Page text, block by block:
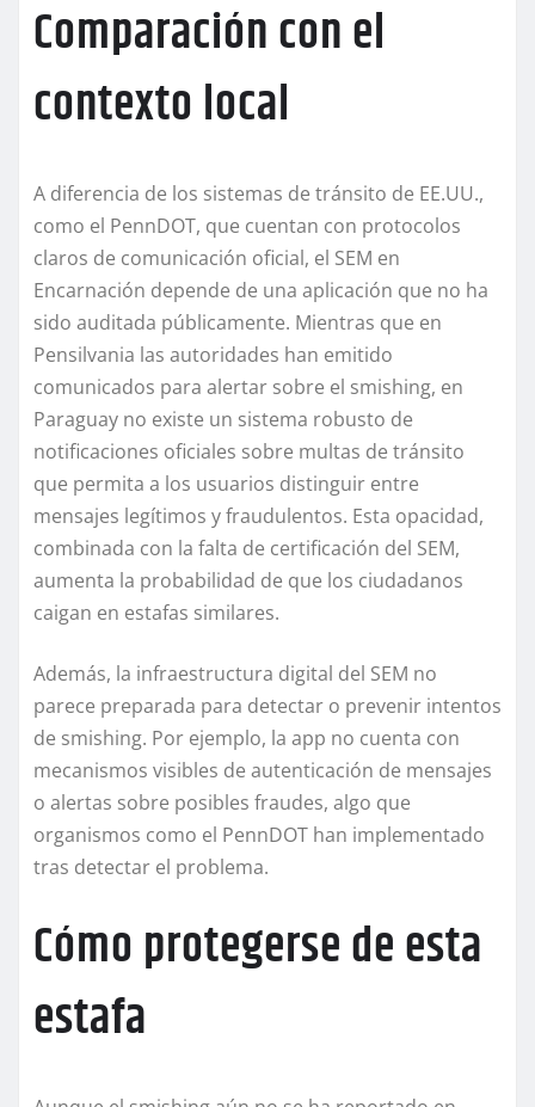
Comparación con el
contexto local
A diferencia de los sistemas de tránsito de EE.UU.,
como el PennDOT, que cuentan con protocolos
claros de comunicación oficial, el SEM en
Encarnación depende de una aplicación que no ha
sido auditada públicamente. Mientras que en
Pensilvania las autoridades han emitido
comunicados para alertar sobre el smishing, en
Paraguay no existe un sistema robusto de
notificaciones oficiales sobre multas de tránsito
que permita a los usuarios distinguir entre
mensajes legítimos y fraudulentos. Esta opacidad,
combinada con la falta de certificación del SEM,
aumenta la probabilidad de que los ciudadanos
caigan en estafas similares.
Además, la infraestructura digital del SEM no
parece preparada para detectar o prevenir intentos
de smishing. Por ejemplo, la app no cuenta con
mecanismos visibles de autenticación de mensajes
o alertas sobre posibles fraudes, algo que
organismos como el PennDOT han implementado
tras detectar el problema.
Cómo protegerse de esta
estafa